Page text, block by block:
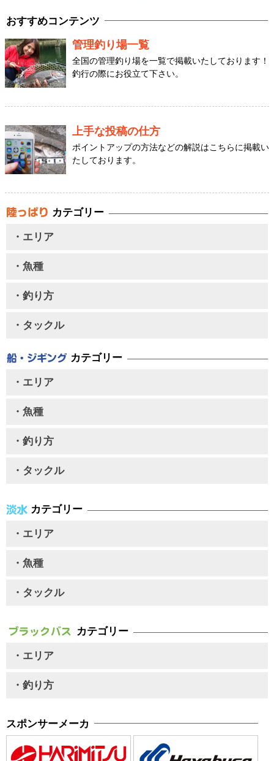
おすすめコンテンツ
管理釣り場一覧
全国の管理釣り場を一覧で掲載いたしております！
釣行の際にお役立て下さい。
上手な投稿の仕方
ポイントアップの方法などの解説はこちらに掲載い
たしております。
カテゴリー
・エリア
・魚種
・釣り方
・タックル
カテゴリー
・エリア
・魚種
・釣り方
・タックル
カテゴリー
・エリア
・魚種
・タックル
カテゴリー
・エリア
・釣り方
スポンサーメーカ